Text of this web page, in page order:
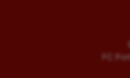
Water-polo
FC